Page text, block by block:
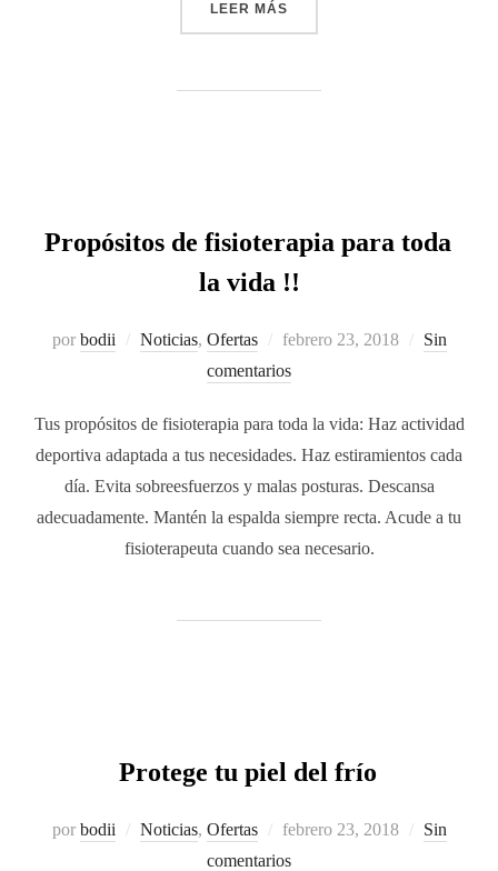
LEER MÁS
Propósitos de fisioterapia para toda
la vida !!
por bodii Noticias, Ofertas febrero 23, 2018
Sin
comentarios
Tus propósitos de fisioterapia para toda la vida: Haz actividad
deportiva adaptada a tus necesidades. Haz estiramientos cada
día. Evita sobreesfuerzos y malas posturas. Descansa
adecuadamente. Mantén la espalda siempre recta. Acude a tu
fisioterapeuta cuando sea necesario.
Protege tu piel del frío
por bodii Noticias, Ofertas febrero 23, 2018
Sin
comentarios